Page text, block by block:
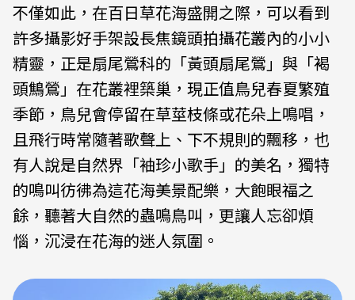
不僅如此，在百日草花海盛開之際，可以看到
許多攝影好手架設長焦鏡頭拍攝花叢內的小小
精靈，正是扇尾鶯科的「黃頭扇尾鶯」與「褐
頭鷦鶯」在花叢裡築巢，現正值鳥兒春夏繁殖
季節，鳥兒會停留在草莖枝條或花朵上鳴唱，
且飛行時常隨著歌聲上、下不規則的飄移，也
有人說是自然界「袖珍小歌手」的美名，獨特
的鳴叫彷彿為這花海美景配樂，大飽眼福之
餘，聽著大自然的蟲鳴鳥叫，更讓人忘卻煩
惱，沉浸在花海的迷人氛圍。